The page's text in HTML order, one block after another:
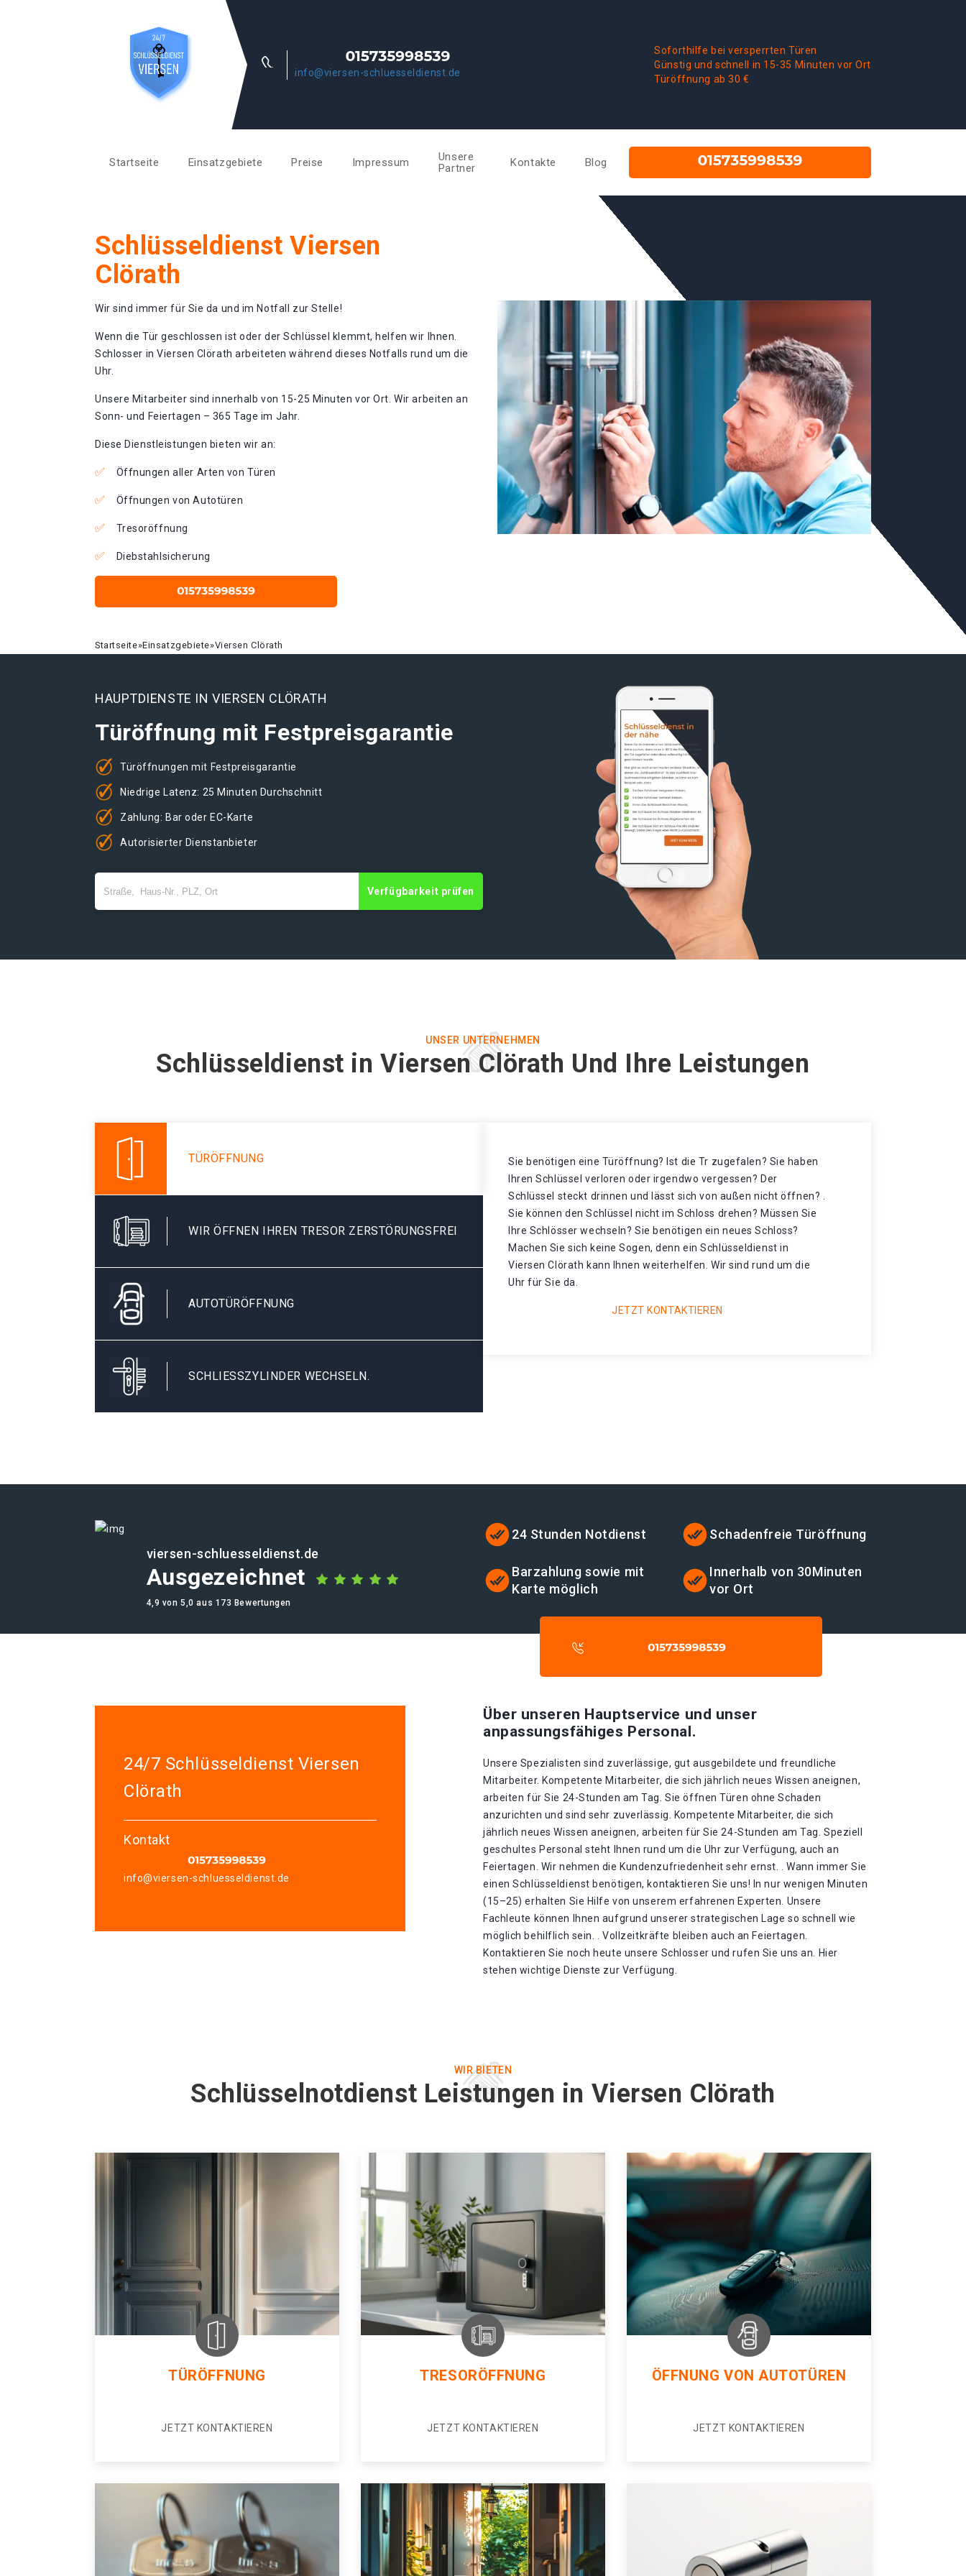
info@viersen-schluesseldienst.de
Soforthilfe bei versperrten Türen
Günstig und schnell in 15-35 Minuten vor Ort
Türöffnung ab 30 €
Startseite Einsatzgebiete Preise Impressum
Unsere
Partner
Kontakte Blog
Schlüsseldienst Viersen
Clörath
Wir sind immer für Sie da und im Notfall zur Stelle!
Wenn die Tür geschlossen ist oder der Schlüssel klemmt, helfen wir Ihnen.
Schlosser in Viersen Clörath arbeiteten während dieses Notfalls rund um die
Uhr.
Unsere Mitarbeiter sind innerhalb von 15-25 Minuten vor Ort. Wir arbeiten an
Sonn- und Feiertagen – 365 Tage im Jahr.
Diese Dienstleistungen bieten wir an:
Öffnungen aller Arten von Türen
Öffnungen von Autotüren
Tresoröffnung
Diebstahlsicherung
Startseite»Einsatzgebiete»Viersen Clörath
HAUPTDIENSTE IN VIERSEN CLÖRATH
Türöffnung mit Festpreisgarantie
Türöffnungen mit Festpreisgarantie
Niedrige Latenz: 25 Minuten Durchschnitt
Zahlung: Bar oder EC-Karte
Autorisierter Dienstanbieter
Verfügbarkeit prüfen
UNSER UNTERNEHMEN
Schlüsseldienst in Viersen Clörath Und Ihre Leistungen
TÜRÖFFNUNG
WIR ÖFFNEN IHREN TRESOR ZERSTÖRUNGSFREI
AUTOTÜRÖFFNUNG
SCHLIESSZYLINDER WECHSELN.
Sie benötigen eine Türöffnung? Ist die Tr zugefalen? Sie haben
Ihren Schlüssel verloren oder irgendwo vergessen? Der
Schlüssel steckt drinnen und lässt sich von außen nicht öffnen? .
Sie können den Schlüssel nicht im Schloss drehen? Müssen Sie
Ihre Schlösser wechseln? Sie benötigen ein neues Schloss?
Machen Sie sich keine Sogen, denn ein Schlüsseldienst in
Viersen Clörath kann Ihnen weiterhelfen. Wir sind rund um die
Uhr für Sie da.
JETZT KONTAKTIEREN
viersen-schluesseldienst.de
Ausgezeichnet
4,9 von 5,0 aus 173 Bewertungen
24 Stunden Notdienst Schadenfreie Türöffnung
Barzahlung sowie mit
Karte möglich
Innerhalb von 30Minuten
vor Ort
24/7 Schlüsseldienst Viersen
Clörath
Kontakt
info@viersen-schluesseldienst.de
Über unseren Hauptservice und unser
anpassungsfähiges Personal.
Unsere Spezialisten sind zuverlässige, gut ausgebildete und freundliche
Mitarbeiter. Kompetente Mitarbeiter, die sich jährlich neues Wissen aneignen,
arbeiten für Sie 24-Stunden am Tag. Sie öffnen Türen ohne Schaden
anzurichten und sind sehr zuverlässig. Kompetente Mitarbeiter, die sich
jährlich neues Wissen aneignen, arbeiten für Sie 24-Stunden am Tag. Speziell
geschultes Personal steht Ihnen rund um die Uhr zur Verfügung, auch an
Feiertagen. Wir nehmen die Kundenzufriedenheit sehr ernst. . Wann immer Sie
einen Schlüsseldienst benötigen, kontaktieren Sie uns! In nur wenigen Minuten
(15–25) erhalten Sie Hilfe von unserem erfahrenen Experten. Unsere
Fachleute können Ihnen aufgrund unserer strategischen Lage so schnell wie
möglich behilflich sein. . Vollzeitkräfte bleiben auch an Feiertagen.
Kontaktieren Sie noch heute unsere Schlosser und rufen Sie uns an. Hier
stehen wichtige Dienste zur Verfügung.
WIR BIETEN
Schlüsselnotdienst Leistungen in Viersen Clörath
TÜRÖFFNUNG
JETZT KONTAKTIEREN
TRESORÖFFNUNG
JETZT KONTAKTIEREN
ÖFFNUNG VON AUTOTÜREN
JETZT KONTAKTIEREN